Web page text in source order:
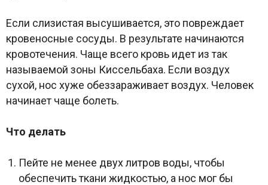
Если слизистая высушивается, это повреждает
кровеносные сосуды. В результате начинаются
кровотечения. Чаще всего кровь идет из так
называемой зоны Киссельбаха. Если воздух
сухой, нос хуже обеззараживает воздух. Человек
начинает чаще болеть.
Что делать
Пейте не менее двух литров воды, чтобы
обеспечить ткани жидкостью, а нос мог бы